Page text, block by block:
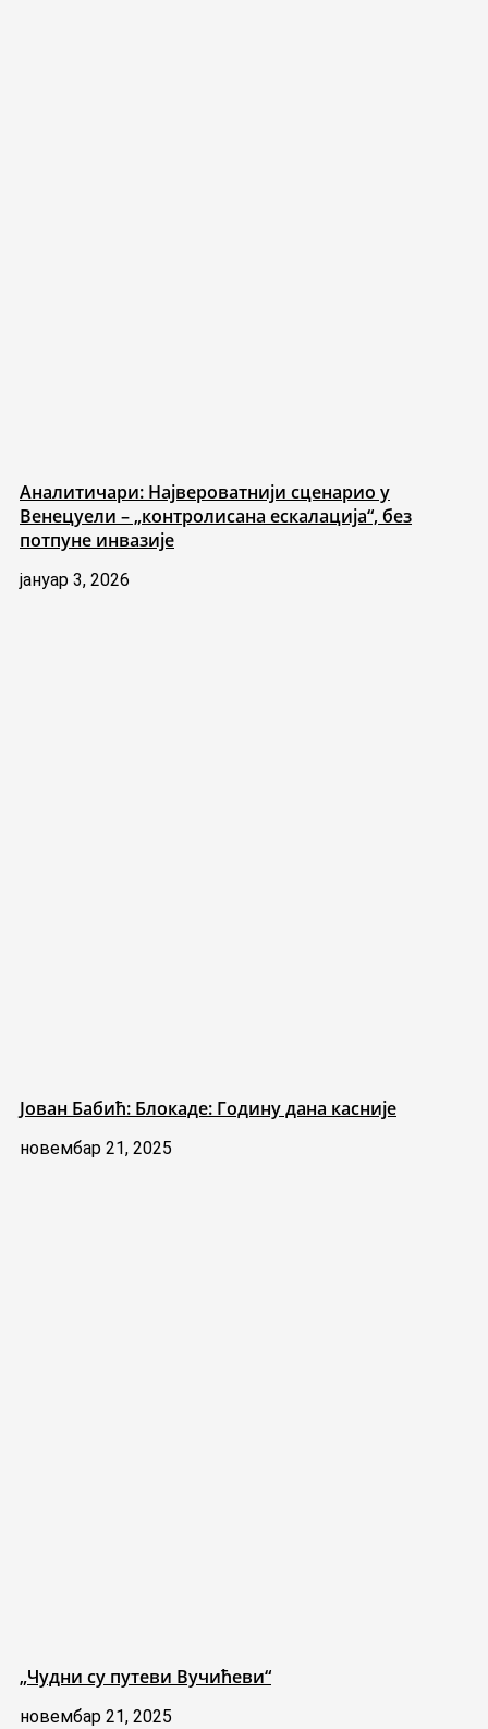
Аналитичари: Највероватнији сценарио у
Венецуели – „контролисана ескалација“, без
потпуне инвазије
јануар 3, 2026
Јован Бабић: Блокаде: Годину дана касније
новембар 21, 2025
„Чудни су путеви Вучићеви“
новембар 21, 2025